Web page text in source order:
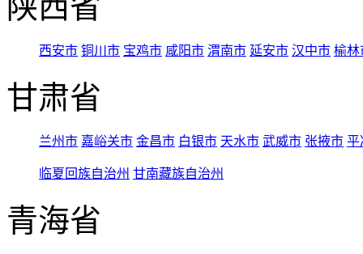
西安市 铜川市 宝鸡市 咸阳市 渭南市 延安市 汉中市 榆林
甘肃省
兰州市 嘉峪关市 金昌市 白银市 天水市 武威市 张掖市 平
临夏回族自治州 甘南藏族自治州
青海省